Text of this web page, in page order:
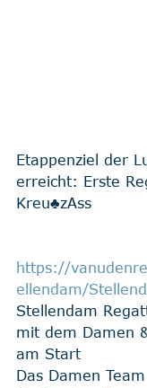
Etappenziel der
erreicht: Erste
Kreu♣zAss
https://
ellendam/
Stellendam
mit dem Damen
am Start
Das Damen